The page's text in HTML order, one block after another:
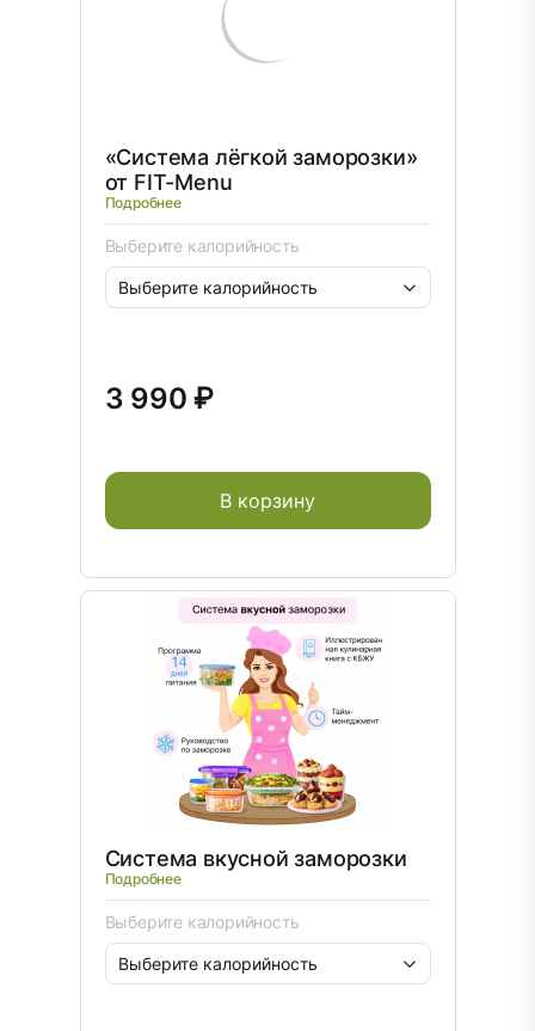
«Система лёгкой заморозки»
от FIT-Menu
Подробнее
Выберите калорийность
3 990 ₽
В корзину
Система вкусной заморозки
Подробнее
Выберите калорийность